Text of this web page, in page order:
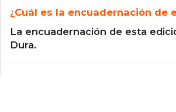
¿Cuál es la encuadernación de
La encuadernación de esta
Dura.